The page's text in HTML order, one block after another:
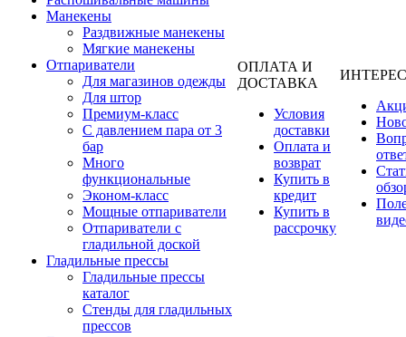
Манекены
Раздвижные манекены
Мягкие манекены
Отпариватели
Для магазинов одежды
Для штор
Премиум-класс
С давлением пара от 3
бар
Много
функциональные
Эконом-класс
Мощные отпариватели
Отпариватели с
гладильной доской
Гладильные прессы
Гладильные прессы
каталог
Стенды для гладильных
прессов
ОПЛАТА И
ДОСТАВКА
Условия
доставки
Оплата и
возврат
Купить в
кредит
Купить в
рассрочку